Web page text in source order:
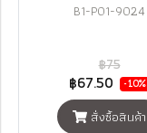
B1-P01-9024
฿75
฿67.50 -10%
สั่งซื้อสินค้า